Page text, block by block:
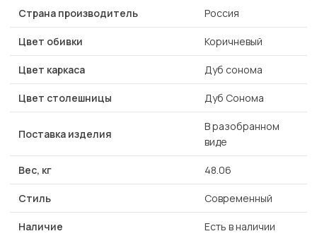
Страна производитель Россия
Цвет обивки Коричневый
Цвет каркаса Дуб сонома
Цвет столешницы Дуб Сонома
Поставка изделия
В разобранном
виде
Вес, кг 48.06
Стиль Современный
Наличие Есть в наличии